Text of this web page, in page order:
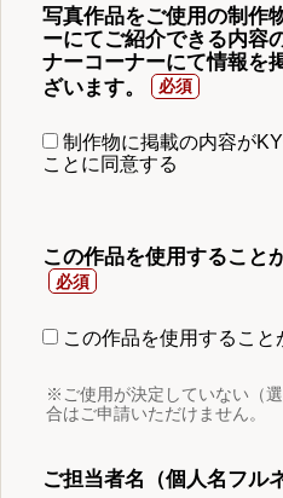
写真作品をご使用の制作
ーにてご紹介できる内容
ナーコーナーにて情報を
ざいます。
制作物に掲載の内容が
ことに同意する
この作品を使用すること
この作品を使用すること
※ご使用が決定していない（
合はご申請いただけません。
ご担当者名（個人名フル